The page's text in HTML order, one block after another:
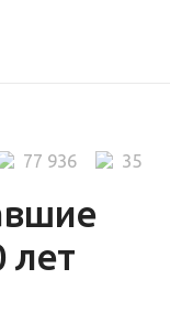
лет
35
77 936